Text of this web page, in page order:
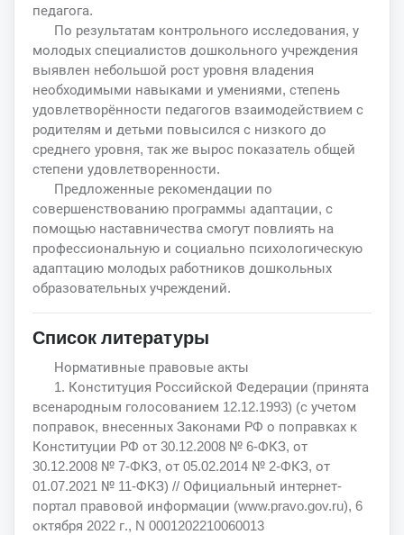
педагога.
По результатам контрольного исследования, у
молодых специалистов дошкольного учреждения
выявлен небольшой рост уровня владения
необходимыми навыками и умениями, степень
удовлетворённости педагогов взаимодействием с
родителям и детьми повысился с низкого до
среднего уровня, так же вырос показатель общей
степени удовлетворенности.
Предложенные рекомендации по
совершенствованию программы адаптации, с
помощью наставничества смогут повлиять на
профессиональную и социально психологическую
адаптацию молодых работников дошкольных
образовательных учреждений.
Список литературы
Нормативные правовые акты
1. Конституция Российской Федерации (принята
всенародным голосованием 12.12.1993) (с учетом
поправок, внесенных Законами РФ о поправках к
Конституции РФ от 30.12.2008 № 6-ФКЗ, от
30.12.2008 № 7-ФКЗ, от 05.02.2014 № 2-ФКЗ, от
01.07.2021 № 11-ФКЗ) // Официальный интернет-
портал правовой информации (www.pravo.gov.ru), 6
октября 2022 г., N 0001202210060013